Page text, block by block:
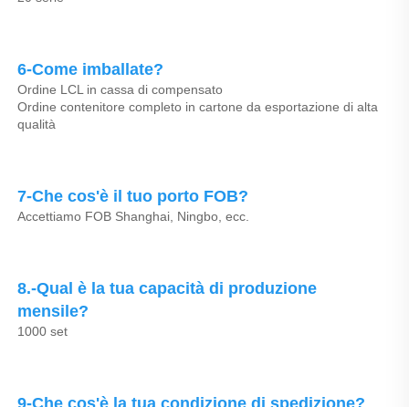
6-Come imballate?
Ordine LCL in cassa di compensato
Ordine contenitore completo in cartone da esportazione di alta
qualità
7-Che cos'è il tuo porto FOB?
Accettiamo FOB Shanghai, Ningbo, ecc.
8.-Qual è la tua capacità di produzione
mensile?
1000 set
9-Che cos'è la tua condizione di spedizione?